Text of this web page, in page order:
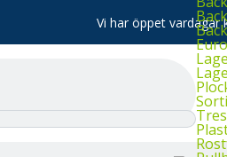
Vi har öppet vardagar